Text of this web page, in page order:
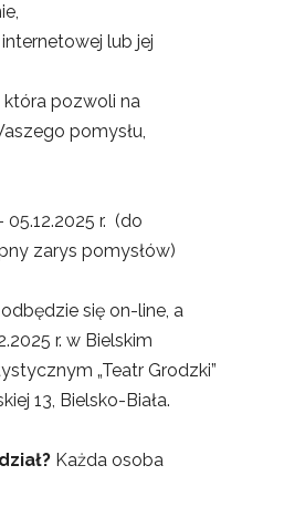
lub jej
która pozwoli na
pomysłu,
05.12.2025 r. (do
zarys pomysłów)
się on-line, a
r. w Bielskim
„Teatr Grodzki”
13, Bielsko-Biała.
Każda osoba